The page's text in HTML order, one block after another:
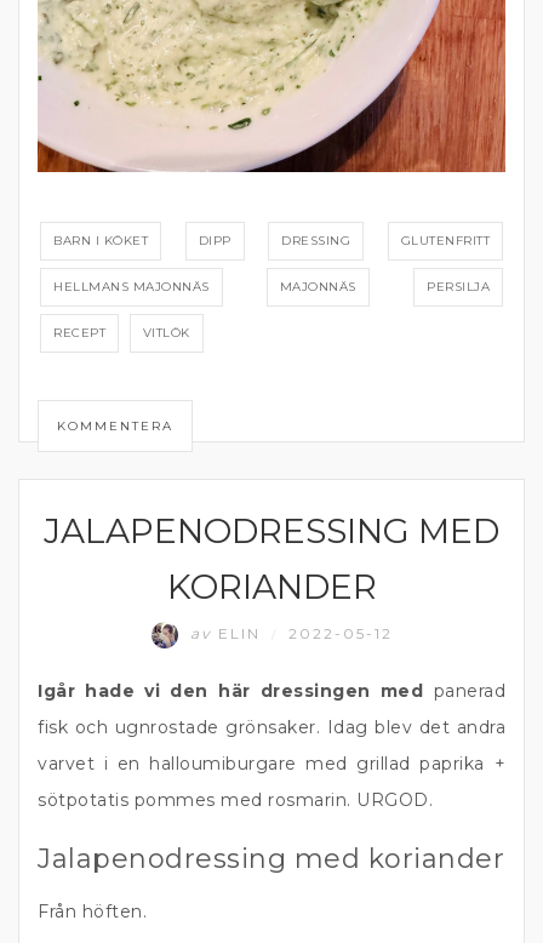
BARN I KÖKET DIPP DRESSING GLUTENFRITT
HELLMANS MAJONNÄS MAJONNÄS PERSILJA
RECEPT VITLÖK
KOMMENTERA
DIPP OCH RÖROR
JALAPENODRESSING MED
KORIANDER
av ELIN 2022-05-12
Igår hade vi den här dressingen med panerad
fisk och ugnrostade grönsaker. Idag blev det andra
varvet i en halloumiburgare med grillad paprika +
sötpotatis pommes med rosmarin. URGOD.
Jalapenodressing med koriander
Från höften.